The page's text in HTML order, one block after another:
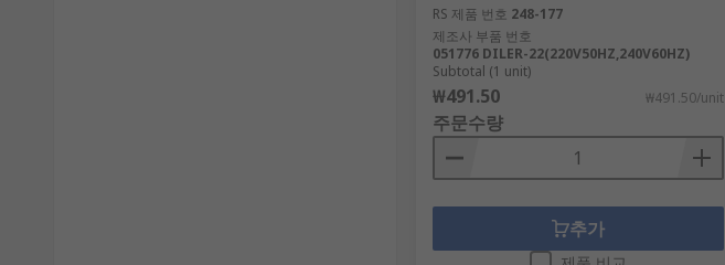
RS 제품 번호 248-177
제조사 부품 번호
051776 DILER-22(220V50HZ,240V60HZ)
Subtotal (1 unit)
₩491.50 ₩491.50/unit
주문수량
추가